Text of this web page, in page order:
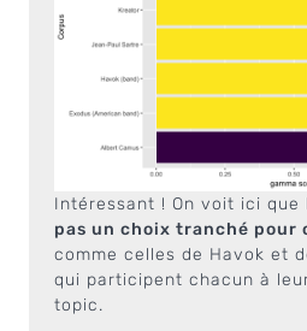
Intéressant ! On voit ici que
pas un choix tranché pour
comme celles de Havok et
qui participent chacun à
topic.